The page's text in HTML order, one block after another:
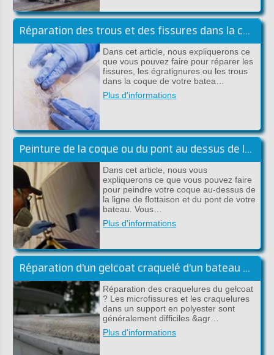
Réparation des trous et des fissures dans la coque au-dessus de la ligne de flottaison
Dans cet article, nous expliquerons ce
que vous pouvez faire pour réparer les
fissures, les égratignures ou les trous
dans la coque de votre batea…
Plus d'informations
Peinture de la coque ou du pont au dessus de la flottaison
Dans cet article, nous vous
expliquerons ce que vous pouvez faire
pour peindre votre coque au-dessus de
la ligne de flottaison et du pont de votre
bateau. Vous…
Plus d'informations
Réparation d'un gelcoat craquelé d'un bateau en polyester
Réparation des craquelures du gelcoat
? Les microfissures et les craquelures
dans un support en polyester sont
généralement difficiles &agr…
Plus d'informations